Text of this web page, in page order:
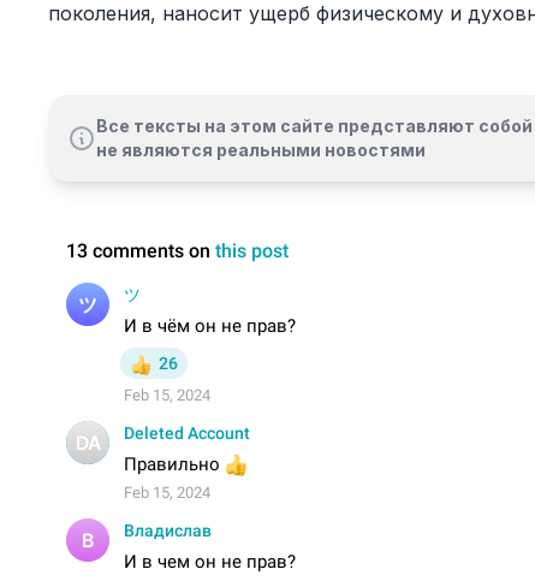
поколения, наносит ущерб физическому и
Все тексты на этом сайте представляют
не являются реальными новостями